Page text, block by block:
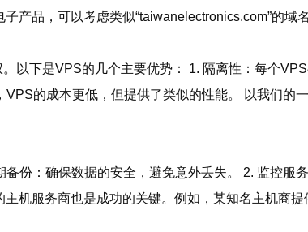
产品，可以考虑类似“taiwanelectronics.com”的域名
以下是VPS的几个主要优势： 1. 隔离性：每个
的成本更低，但提供了类似的性能。 以我们
份：确保数据的安全，避免意外丢失。 2. 监控服
机服务商也是成功的关键。例如，某知名主机商